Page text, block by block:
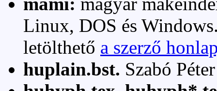
Linux, DOS és
letölthető a szerző
huplain.bst. Szabó